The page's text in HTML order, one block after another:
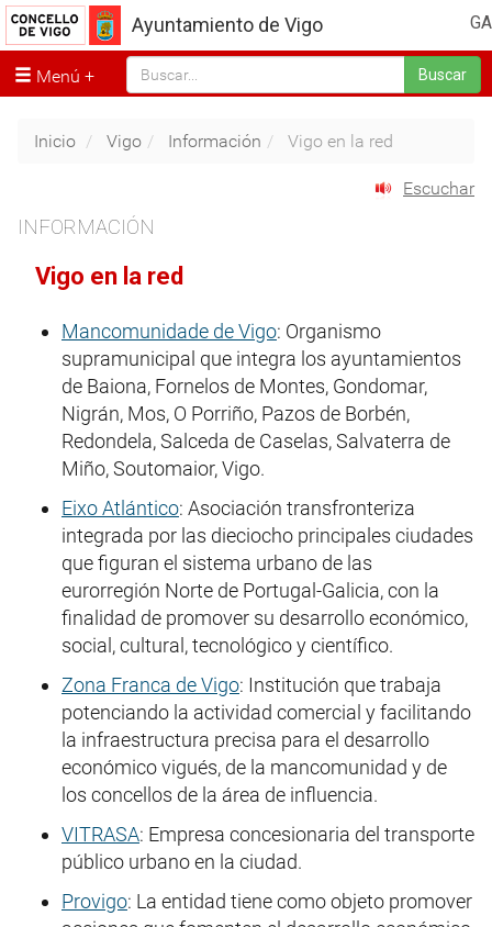
GA
Ayuntamiento de Vigo
Menú Buscar
Inicio Vigo Información Vigo en la red
Escuchar
INFORMACIÓN
Vigo en la red
Mancomunidade de Vigo: Organismo
supramunicipal que integra los ayuntamientos
de Baiona, Fornelos de Montes, Gondomar,
Nigrán, Mos, O Porriño, Pazos de Borbén,
Redondela, Salceda de Caselas, Salvaterra de
Miño, Soutomaior, Vigo.
Eixo Atlántico: Asociación transfronteriza
integrada por las dieciocho principales ciudades
que figuran el sistema urbano de las
eurorregión Norte de Portugal-Galicia, con la
finalidad de promover su desarrollo económico,
social, cultural, tecnológico y científico.
Zona Franca de Vigo: Institución que trabaja
potenciando la actividad comercial y facilitando
la infraestructura precisa para el desarrollo
económico vigués, de la mancomunidad y de
los concellos de la área de influencia.
VITRASA: Empresa concesionaria del transporte
público urbano en la ciudad.
Provigo: La entidad tiene como objeto promover